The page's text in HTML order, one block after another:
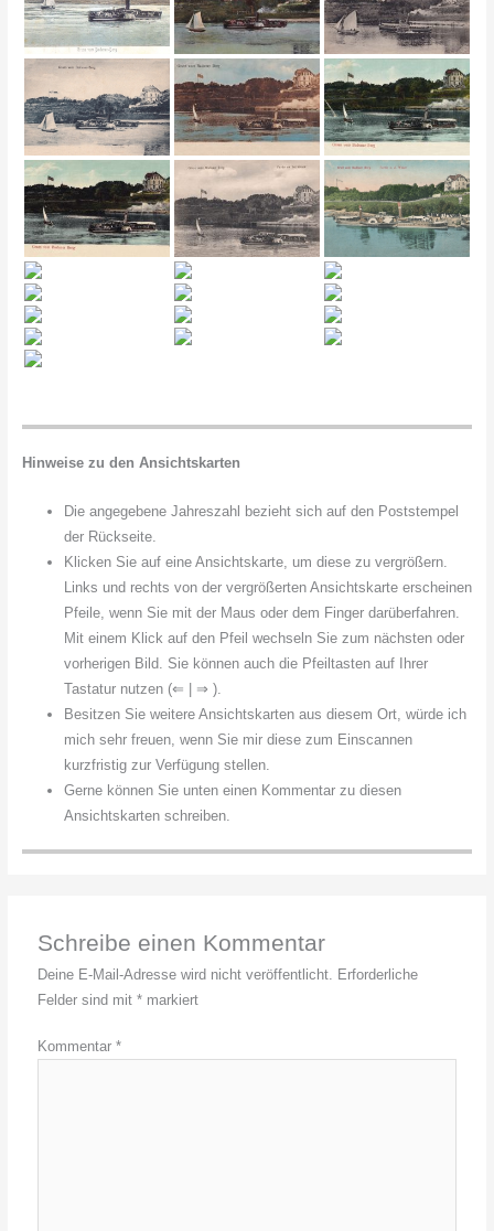
Hinweise zu den Ansichtskarten
Die angegebene Jahreszahl bezieht sich auf den Poststempel
der Rückseite.
Klicken Sie auf eine Ansichtskarte, um diese zu vergrößern.
Links und rechts von der vergrößerten Ansichtskarte erscheinen
Pfeile, wenn Sie mit der Maus oder dem Finger darüberfahren.
Mit einem Klick auf den Pfeil wechseln Sie zum nächsten oder
vorherigen Bild. Sie können auch die Pfeiltasten auf Ihrer
Tastatur nutzen (⇐ | ⇒ ).
Besitzen Sie weitere Ansichtskarten aus diesem Ort, würde ich
mich sehr freuen, wenn Sie mir diese zum Einscannen
kurzfristig zur Verfügung stellen.
Gerne können Sie unten einen Kommentar zu diesen
Ansichtskarten schreiben.
Schreibe einen Kommentar
Deine E-Mail-Adresse wird nicht veröffentlicht. Erforderliche
Felder sind mit* markiert
Kommentar*